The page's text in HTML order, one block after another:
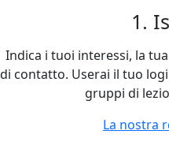
1.
Indica i tuoi interessi, la
di contatto. Userai il tuo
gruppi di
La nostra